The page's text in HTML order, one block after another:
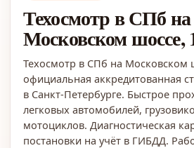
Техосмотр в СПб на
Московском шоссе,
Техосмотр в СПб на Московском
официальная аккредитованная
в Санкт-Петербурге. Быстрое
легковых автомобилей,
мотоциклов. Диагностическая
постановки на учёт в ГИБДД.